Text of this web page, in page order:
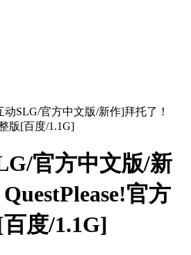
动SLG/官方中文版/新作]拜托了！
版[百度/1.1G]
官方中文版/新
官方
度/1.1G]